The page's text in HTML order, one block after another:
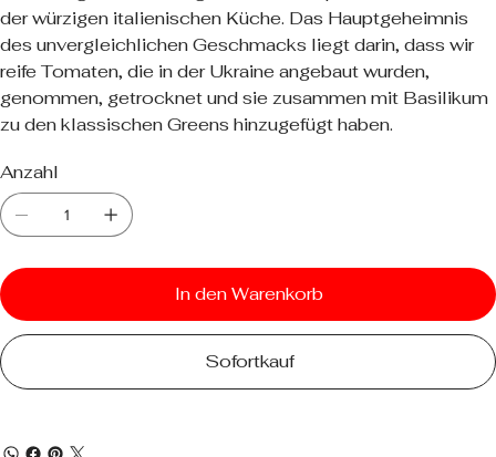
der würzigen italienischen Küche. Das Hauptgeheimnis
des unvergleichlichen Geschmacks liegt darin, dass wir
reife Tomaten, die in der Ukraine angebaut wurden,
genommen, getrocknet und sie zusammen mit Basilikum
zu den klassischen Greens hinzugefügt haben.
Anzahl
In den Warenkorb
Sofortkauf